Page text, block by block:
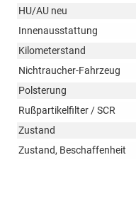
HU/AU neu
Innenausstattung
Kilometerstand
Nichtraucher-Fahrzeug
Polsterung
Rußpartikelfilter / SCR
Zustand
Zustand, Beschaffenheit